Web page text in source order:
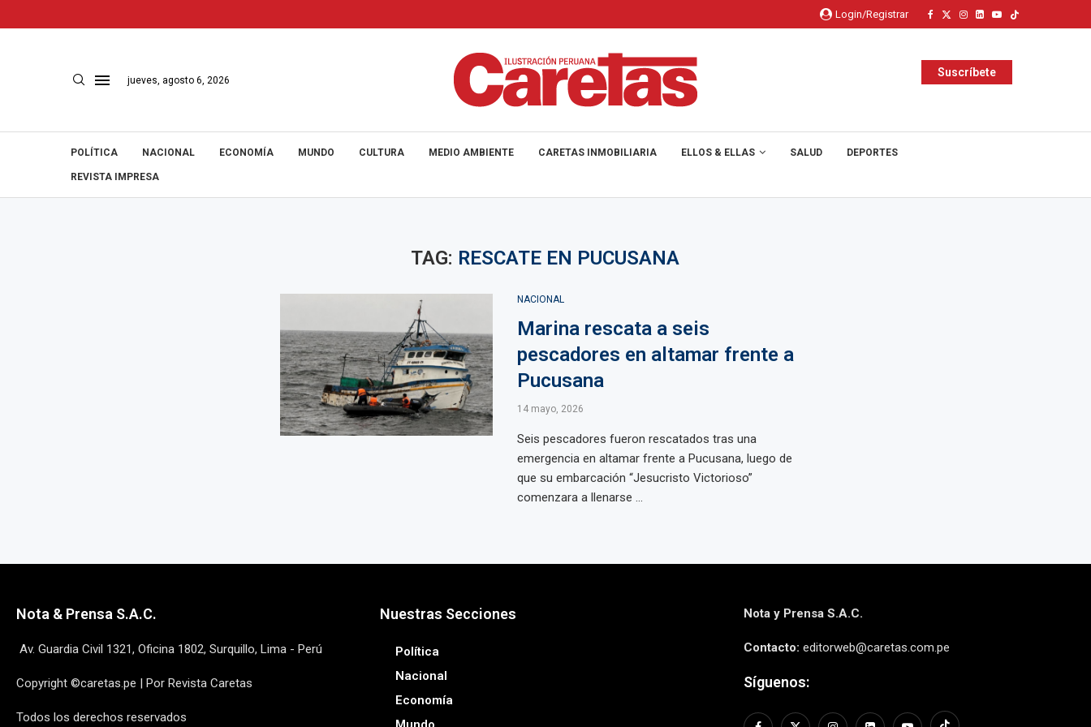
Login/Registrar
jueves, agosto 6, 2026
Suscríbete
POLÍTICA NACIONAL ECONOMÍA MUNDO CULTURA MEDIO AMBIENTE CARETAS INMOBILIARIA ELLOS & ELLAS SALUD DEPORTES
REVISTA IMPRESA
TAG: RESCATE EN PUCUSANA
NACIONAL
Marina rescata a seis
pescadores en altamar frente a
Pucusana
14 mayo, 2026
Seis pescadores fueron rescatados tras una
emergencia en altamar frente a Pucusana, luego de
que su embarcación “Jesucristo Victorioso”
comenzara a llenarse ...
Nota & Prensa S.A.C.
Av. Guardia Civil 1321, Oficina 1802, Surquillo, Lima - Perú
Copyright ©caretas.pe | Por Revista Caretas
Todos los derechos reservados
Nuestras Secciones
Política
Nacional
Economía
Nota y Prensa S.A.C.
Contacto: editorweb@caretas.com.pe
Síguenos: